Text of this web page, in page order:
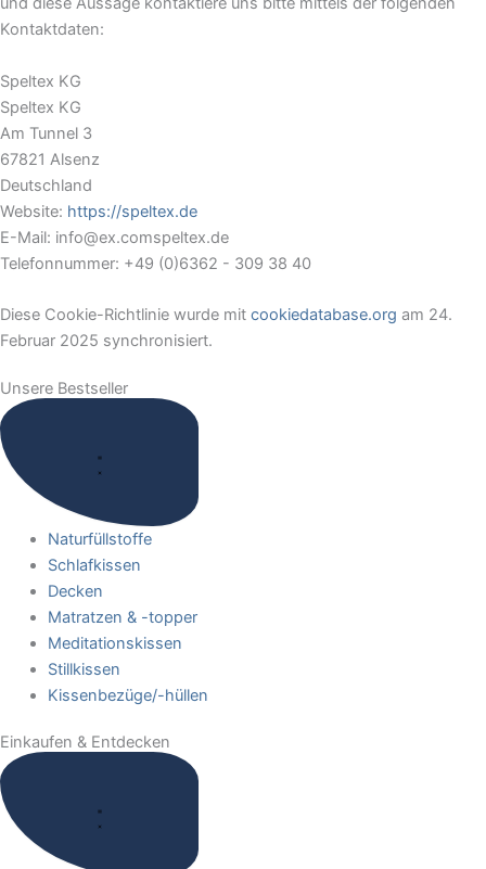
Kontaktdaten:
Speltex KG
Speltex KG
Am Tunnel 3
67821 Alsenz
Deutschland
Website: https://speltex.de
E-Mail: info@ex.comspeltex.de
Telefonnummer: +49 (0)6362 - 309 38 40
Diese Cookie-Richtlinie wurde mit cookiedatabase.org am 24.
Februar 2025 synchronisiert.
Unsere Bestseller
Naturfüllstoffe
Schlafkissen
Decken
Matratzen & -topper
Meditationskissen
Stillkissen
Kissenbezüge/-hüllen
Einkaufen & Entdecken